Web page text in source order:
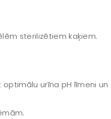
sterilizētiem kaķiem.
urīna pH līmeni un